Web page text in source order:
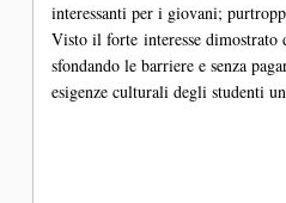
interessanti per i giovani;
Visto il forte interesse dimostrato
sfondando le barriere e senza
esigenze culturali degli studenti